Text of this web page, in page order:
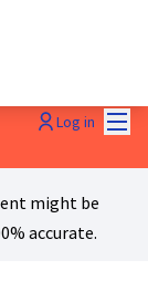
Log in
might be
accurate.